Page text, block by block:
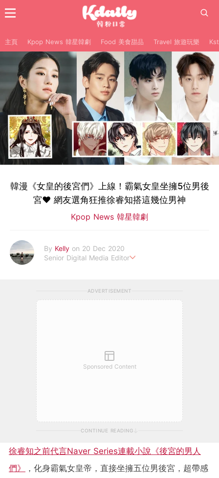
主頁 Kpop News 韓星韓劇 Food 美食甜品 Travel 旅遊玩樂
韓漫《女皇的後宮們》上線！霸氣女皇坐擁5位男後
宮♥ 網友選角狂推徐睿知搭這幾位男神
Kpop News 韓星韓劇
By Kelly on 20 Dec 2020
Senior Digital Media Editor
ADVERTISEMENT
Sponsored Content
CONTINUE READING
徐睿知之前代言Naver Series連載小說《後宮的男人
們》
，化身霸氣女皇帝，直接坐擁五位男後宮，超帶感